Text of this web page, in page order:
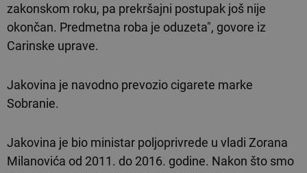
zakonskom roku, pa prekršajni postupak još nije
okončan. Predmetna roba je oduzeta", govore iz
Carinske uprave.
Jakovina je navodno prevozio cigarete marke
Sobranie.
Jakovina je bio ministar poljoprivrede u vladi Zorana
Milanovića od 2011. do 2016. godine. Nakon što smo